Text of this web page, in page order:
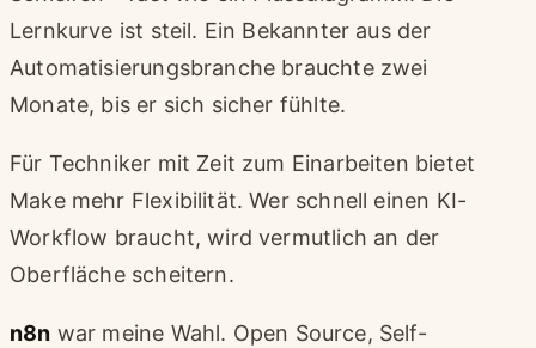
Lernkurve ist steil. Ein Bekannter aus der
Automatisierungsbranche brauchte zwei
Monate, bis er sich sicher fühlte.
Für Techniker mit Zeit zum Einarbeiten bietet
Make mehr Flexibilität. Wer schnell einen KI-
Workflow braucht, wird vermutlich an der
Oberfläche scheitern.
n8n war meine Wahl. Open Source, Self-